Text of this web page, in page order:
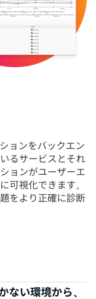
ョンをバックエン
るサービスとそれ
ョンがユーザーエ
可視化できます。
をより正確に診断
ない環境から、